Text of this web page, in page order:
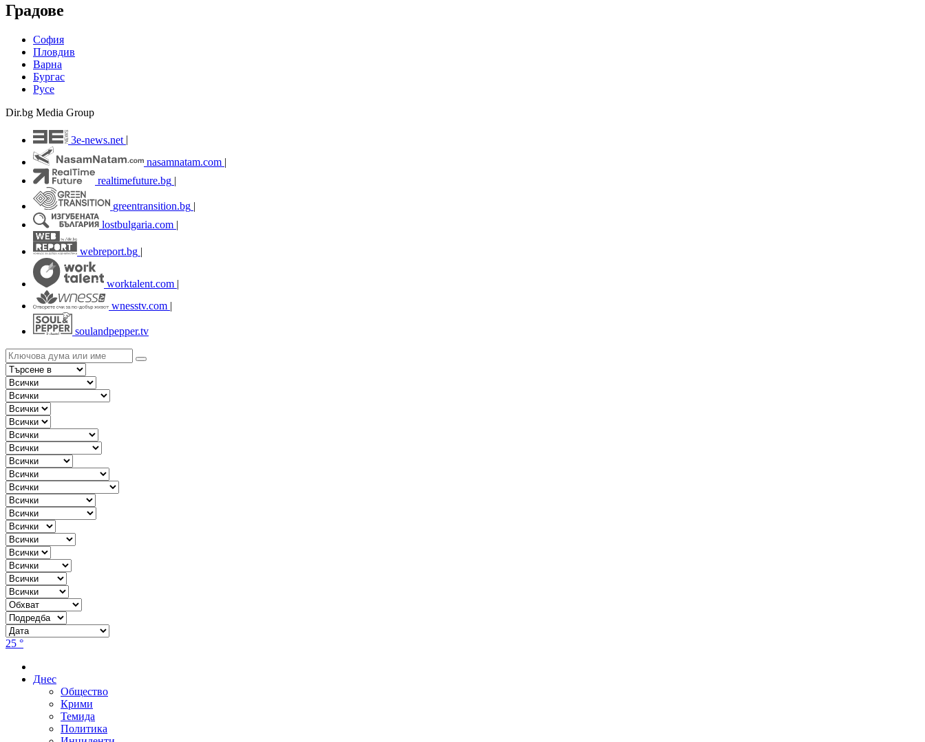
Градове
София
Пловдив
Варна
Бургас
Русе
Dir.bg Media Group
3e-news.net
nasamnatam.com |
realtimefuture.bg |
greentransition.bg |
lostbulgaria.com |
webreport.bg |
worktalent.com |
wnesstv.com |
soulandpepper.tv
25 °
Днес
Общество
Крими
Темида
Политика